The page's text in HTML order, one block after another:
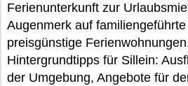
Ferienunterkunft zur
Augenmerk auf
preisgünstige
Hintergrundtipps für Sillein:
der Umgebung, Angebote für